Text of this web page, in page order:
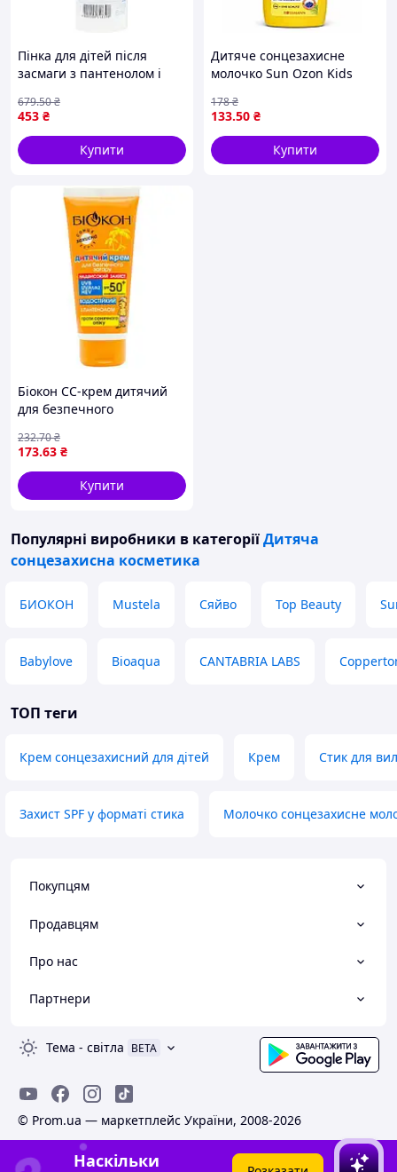
Пінка для дітей після
засмаги з пантенолом і
зволоження і відновлення
шкіри FLAME
453 ₴
679.50₴
Купити
Дитяче сонцезахисне
молочко Sun Ozon Kids
133.50 ₴
178₴
Купити
Біокон СС-крем дитячий
для безпечного
173.63 ₴
232.70₴
Купити
Популярні виробники в категоріїДитяча
сонцезахисна косметика
БИОКОН Mustela Сяйво Top Beauty
Babylove Bioaqua CANTABRIA LABS
ТОП теги
Крем сонцезахисний для дітей Крем Стик для
Захист SPF у форматі стика Молочко сонцезахисне
Покупцям
Продавцям
Про нас
Партнери
Тема - світла BETA
© Prom.ua — маркетплейс України, 2008-2026
Наскільки